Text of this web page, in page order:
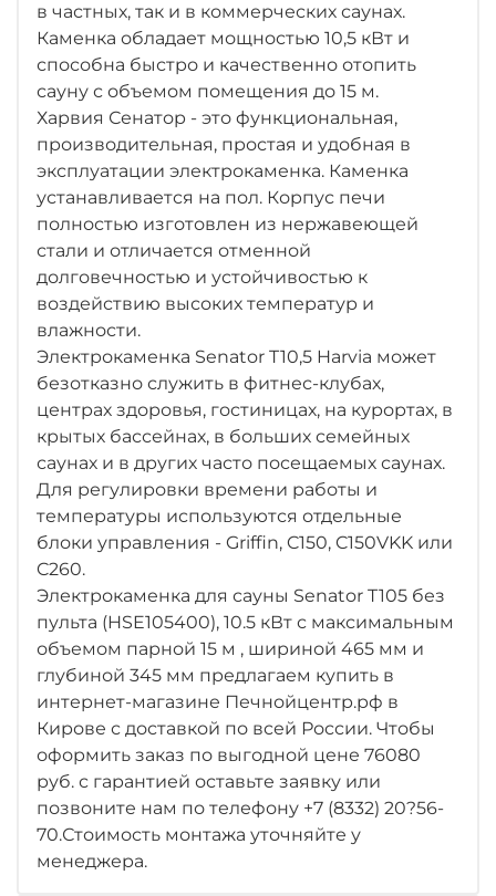
в частных, так и в коммерческих саунах.
Каменка обладает мощностью 10,5 кВт и
способна быстро и качественно отопить
сауну с объемом помещения до 15 м.
Харвия Сенатор - это функциональная,
производительная, простая и удобная в
эксплуатации электрокаменка. Каменка
устанавливается на пол. Корпус печи
полностью изготовлен из нержавеющей
стали и отличается отменной
долговечностью и устойчивостью к
воздействию высоких температур и
влажности.
Электрокаменка Senator T10,5 Harvia может
безотказно служить в фитнес-клубах,
центрах здоровья, гостиницах, на курортах, в
крытых бассейнах, в больших семейных
саунах и в других часто посещаемых саунах.
Для регулировки времени работы и
температуры используются отдельные
блоки управления - Griffin, C150, C150VKK или
C260.
Электрокаменка для сауны Senator T105 без
пульта (HSE105400), 10.5 кВт с максимальным
объемом парной 15 м , шириной 465 мм и
глубиной 345 мм предлагаем купить в
интернет-магазине Печнойцентр.рф в
Кирове с доставкой по всей России. Чтобы
оформить заказ по выгодной цене 76080
руб. с гарантией оставьте заявку или
позвоните нам по телефону +7 (8332) 20?56-
70.Стоимость монтажа уточняйте у
менеджера.